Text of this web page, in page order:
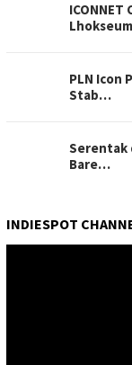
ICONNET
PLN Icon
Stab…
Serentak
Bare…
INDIESPOT